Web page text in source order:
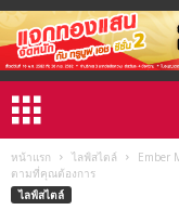
หน้าแรก ไลฟ์สไตล์
Ember
ตามที่คุณต้องการ
ไลฟ์สไตล์